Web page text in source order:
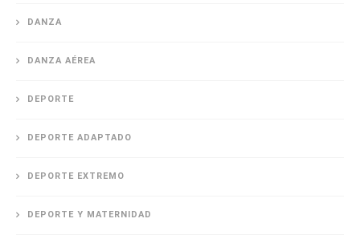
DANZA
DANZA AÉREA
DEPORTE
DEPORTE ADAPTADO
DEPORTE EXTREMO
DEPORTE Y MATERNIDAD